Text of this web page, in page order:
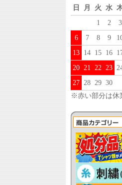
日
月 火 水
1
2 3
6
7 8 9
13 14 15 16
20 21 22 23
27 28 29 30
※赤い部分は休